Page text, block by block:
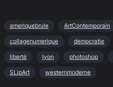
ameriquebrule ArtContemporain
collagenumerique democratie
liberté lyon photoshop
SLipArt westernmoderne